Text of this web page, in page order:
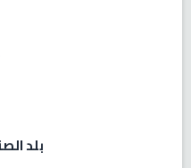
بلد